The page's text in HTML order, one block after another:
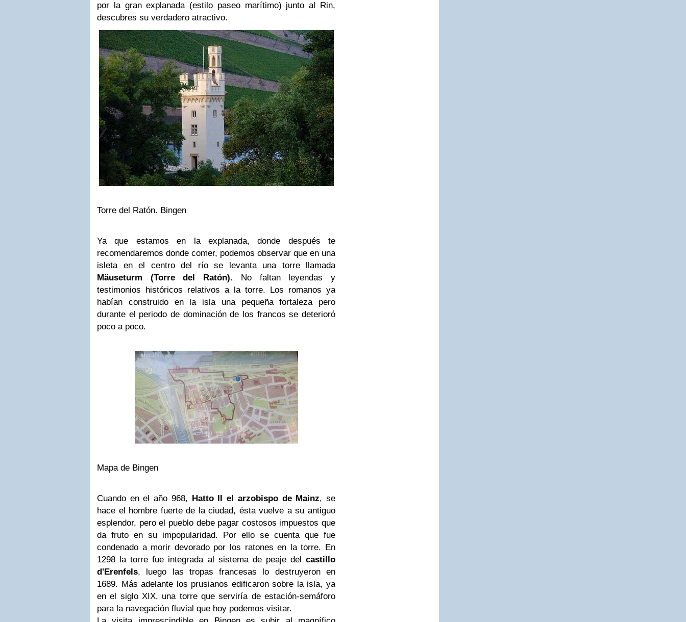
por la gran explanada (estilo paseo marítimo) junto al Rin,
descubres su verdadero atractivo.
Torre del Ratón. Bingen
Ya que estamos en la explanada, donde después te
recomendaremos donde comer, podemos observar que en una
isleta en el centro del río se levanta una torre llamada
Mäuseturm (Torre del Ratón). No faltan leyendas y
testimonios históricos relativos a la torre. Los romanos ya
habían construido en la isla una pequeña fortaleza pero
durante el periodo de dominación de los francos se deterioró
poco a poco.
Mapa de Bingen
Cuando en el año 968, Hatto II el arzobispo de Mainz, se
hace el hombre fuerte de la ciudad, ésta vuelve a su antiguo
esplendor, pero el pueblo debe pagar costosos impuestos que
da fruto en su impopularidad. Por ello se cuenta que fue
condenado a morir devorado por los ratones en la torre. En
1298 la torre fue integrada al sistema de peaje del castillo
d'Erenfels, luego las tropas francesas lo destruyeron en
1689. Más adelante los prusianos edificaron sobre la isla, ya
en el siglo XIX, una torre que serviría de estación-semáforo
para la navegación fluvial que hoy podemos visitar.